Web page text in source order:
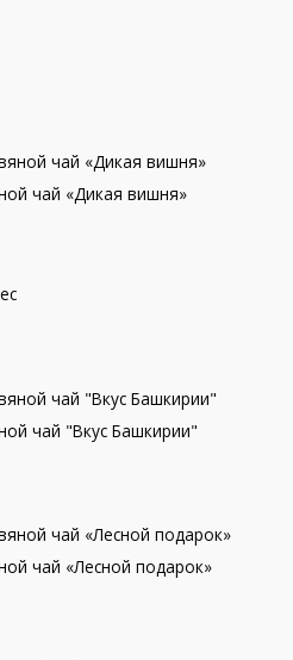
чай «Дикая вишня»
чай "Вкус Башкирии"
чай «Лесной подарок»